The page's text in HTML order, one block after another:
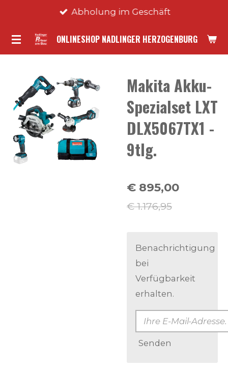
springen
ONLINESHOP NADLINGER HERZOGENBURG
Abholung im Geschäft
Makita Akku-
Spezialset LXT
DLX5067TX1 -
9tlg.
€ 895,00
€ 1.176,95
Benachrichtigung
bei
Verfügbarkeit
erhalten.
Senden